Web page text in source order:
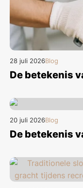
28 juli 2026Blog
De betekenis
20 juli 2026Blog
De betekenis